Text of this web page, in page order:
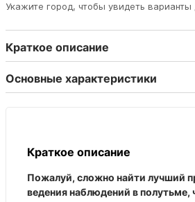
Укажите город, чтобы увидеть варианты
Краткое описание
Основные характеристики
Краткое описание
Пожалуй, сложно найти лучший
ведения наблюдений в полутьме,